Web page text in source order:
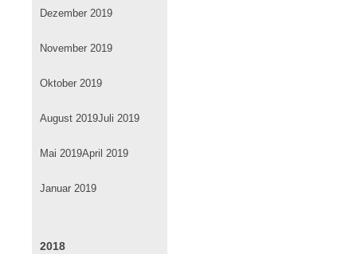
Dezember 2019
November 2019
Oktober 2019
August 2019Juli 2019
Mai 2019April 2019
Januar 2019
2018